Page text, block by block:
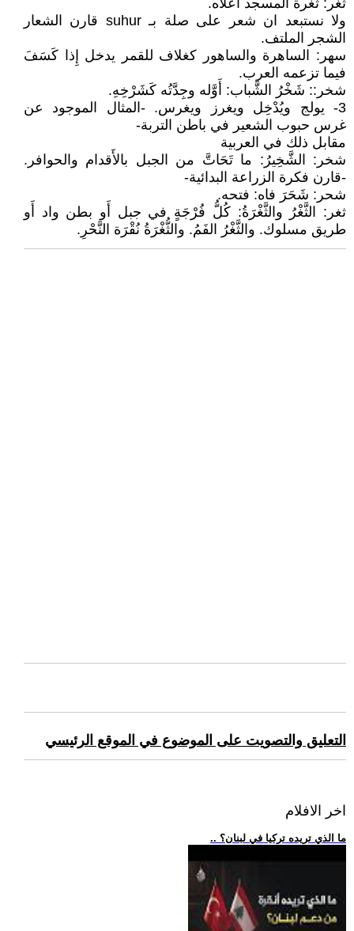
ثغر: ثغرة المسجد اعلاه.
ولا نستبعد ان شعر على صلة بـ suhur قارن الشعار
الشجر الملتف.
سهر: الساهرة والساهور كغلاف للقمر يدخل إِذا كَسَفَ
فيما تزعمه العرب.
شخر:: شَخْرُ الشَّباب: أَوَّله وجِدَّتُه كَشَرْخِهِ.
3- يولج ويُدْخِل ويغرز ويغرس. -المثال الموجود عن
غرس حبوب الشعير في باطن التربة-
مقابل ذلك في العربية
شخر: الشَّخِيرُ: ما تَحَاتَّ من الجبل بالأَقدام والحوافر.
-قارن فكرة الزراعة البدائية-
شحر: شَحَرَ فاه: فتحه.
ثغر: الثَّغْرُ والثَّغْرَةُ: كُلُّ فُرْجَةٍ في جبل أَو بطن واد أَو
طريق مسلوك. والثَّغْرُ الفَمُ. والثُّغْرَةُ نُقْرَة النَّحْرِ.
التعليق والتصويت على الموضوع في الموقع الرئيسي
اخر الافلام
.. ما الذي تريده تركيا في لبنان؟